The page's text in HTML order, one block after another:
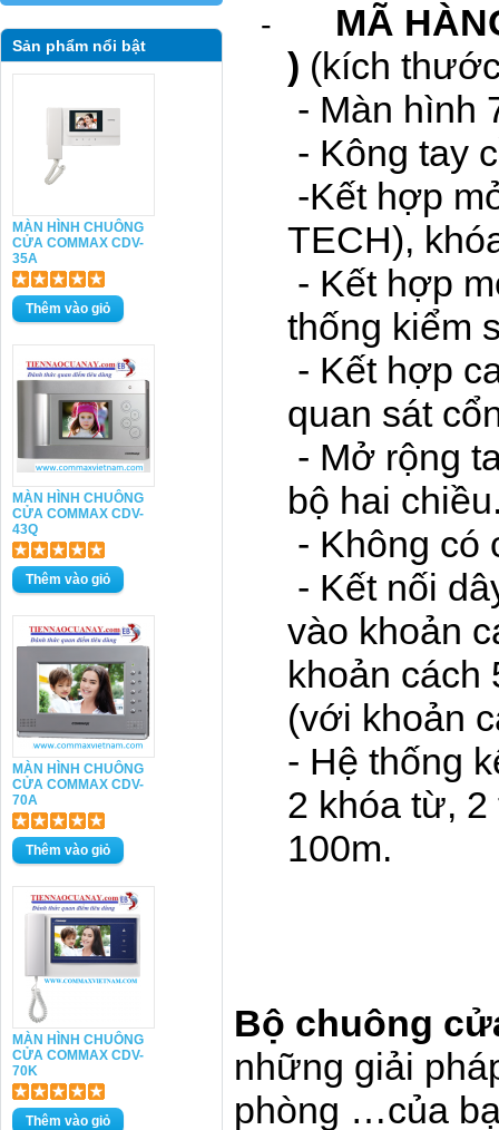
Sản phẩm nổi bật
MÀN HÌNH CHUÔNG
CỬA COMMAX CDV-
35A
MÀN HÌNH CHUÔNG
CỬA COMMAX CDV-
43Q
MÀN HÌNH CHUÔNG
CỬA COMMAX CDV-
70A
MÀN HÌNH CHUÔNG
CỬA COMMAX CDV-
70K
-
MÃ
) (kích
- Màn hình
- Kông tay
-Kết hợp
TECH),
- Kết hợp
thống kiểm
- Kết hợp
quan sát
- Mở rộng
bộ hai
- Không có
- Kết nối
vào khoản
khoản cách
(với khoản
- Hệ thống
2 khóa từ,
100m.
Bộ chuông
những giải
phòng …của